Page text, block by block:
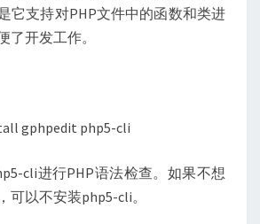
它支持对PHP文件中的函数和类进
了开发工作。
gphpedit php5-cli
cli进行PHP语法检查。如果不想
可以不安装php5-cli。